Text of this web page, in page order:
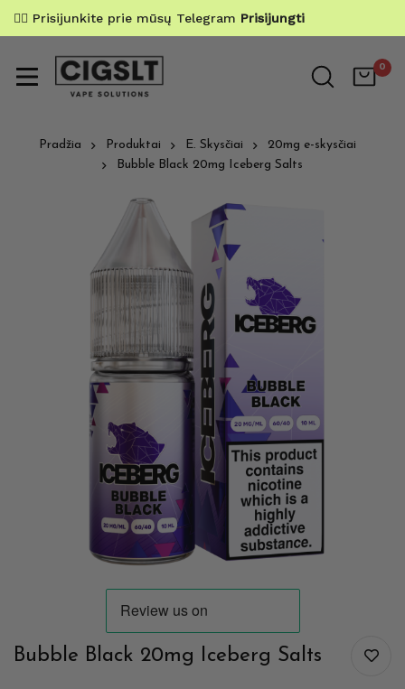
✌🏼 Prisijunkite prie mūsų Telegram Prisijungti
0
Pradžia Produktai E. Skysčiai
20mg e-skysčiai
Bubble Black 20mg Iceberg Salts
Bubble Black 20mg Iceberg Salts